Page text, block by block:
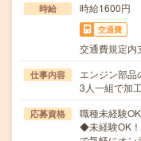
時給 時給1600円
交通費
交通費規定内
仕事内容
エンジン部品
3人一組で加
応募資格
職種未経験
◆未経験OK